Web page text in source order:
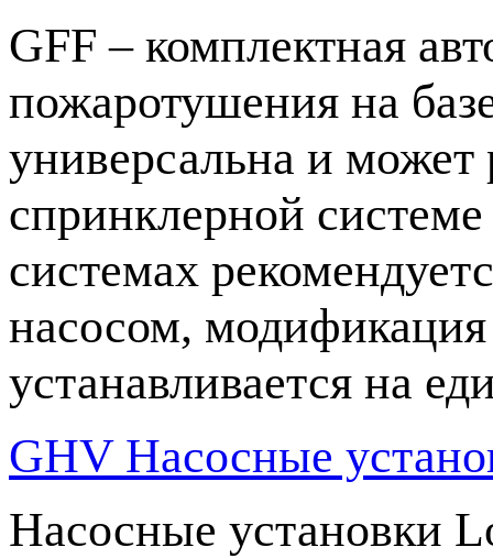
GFF – комплектная
пожаротушения на
универсальна и может
спринклерной
системах
насосом,
устанавливается на
GHV Насосные
Насосные установки